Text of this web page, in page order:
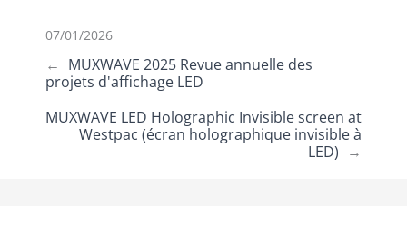
07/01/2026
← MUXWAVE 2025 Revue annuelle des
projets d'affichage LED
MUXWAVE LED Holographic Invisible screen at
Westpac (écran holographique invisible à
LED) →